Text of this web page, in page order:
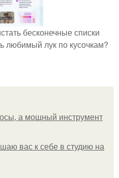
бесконечные списки
любимый лук по кусочкам?
а мощный инструмент
вас к себе в студию на